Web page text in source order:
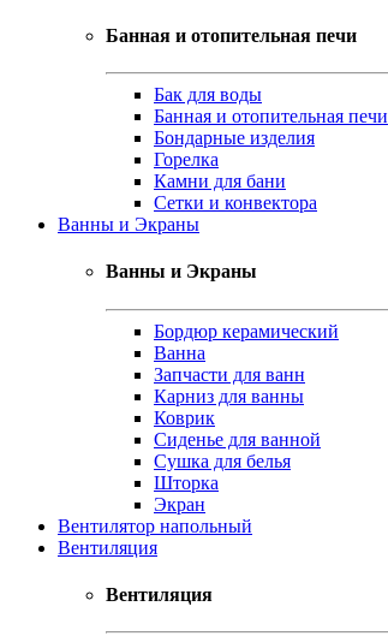
Банная и отопительная печи
Бак для воды
Банная и отопительная печи
Бондарные изделия
Горелка
Камни для бани
Сетки и конвектора
Ванны и Экраны
Ванны и Экраны
Бордюр керамический
Ванна
Запчасти для ванн
Карниз для ванны
Коврик
Сиденье для ванной
Сушка для белья
Шторка
Экран
Вентилятор напольный
Вентиляция
Вентиляция